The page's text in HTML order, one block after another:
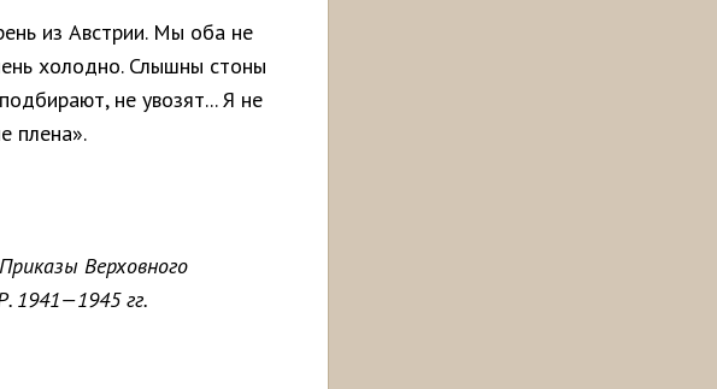
из Австрии. Мы оба не
холодно. Слышны стоны
не увозят... Я не
плена».
Верховного
1941—1945 гг.